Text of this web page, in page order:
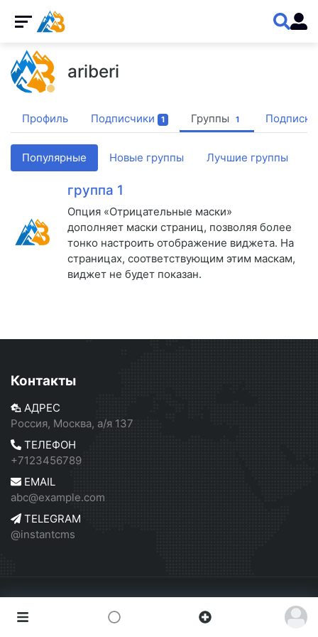
ariberi
Профиль Подписчики 1 Группы 1 Подписки
Популярные Новые группы Лучшие группы
группа 1
Опция «Отрицательные маски»
дополняет маски страниц, позволяя более
тонко настроить отображение виджета. На
страницах, соответствующим этим маскам,
виджет не будет показан.
Контакты
АДРЕС
Россия, Москва, а/я 137
ТЕЛЕФОН
+7123456789
EMAIL
abc@example.com
TELEGRAM
@instantcms